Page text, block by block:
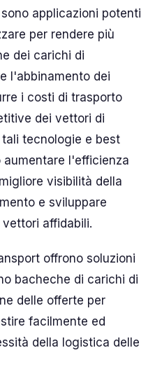
applicazioni potenti
per rendere più
dei carichi di
l'abbinamento dei
i costi di trasporto
dei vettori di
tecnologie e best
aumentare l'efficienza
visibilità della
e sviluppare
affidabili.
offrono soluzioni
bacheche di carichi di
delle offerte per
facilmente ed
della logistica delle